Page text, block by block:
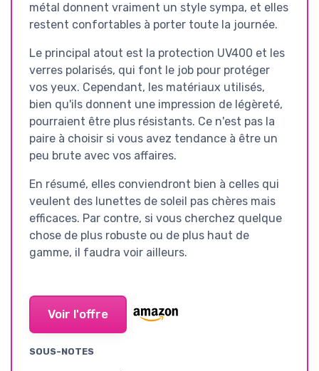
métal donnent vraiment un style sympa, et elles
restent confortables à porter toute la journée.
Le principal atout est la protection UV400 et les
verres polarisés, qui font le job pour protéger
vos yeux. Cependant, les matériaux utilisés,
bien qu'ils donnent une impression de légèreté,
pourraient être plus résistants. Ce n'est pas la
paire à choisir si vous avez tendance à être un
peu brute avec vos affaires.
En résumé, elles conviendront bien à celles qui
veulent des lunettes de soleil pas chères mais
efficaces. Par contre, si vous cherchez quelque
chose de plus robuste ou de plus haut de
gamme, il faudra voir ailleurs.
Voir l'offre
SOUS-NOTES